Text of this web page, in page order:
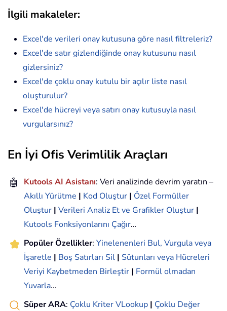
İlgili makaleler:
Excel'de verileri onay kutusuna göre nasıl filtreleriz?
Excel'de satır gizlendiğinde onay kutusunu nasıl
gizlersiniz?
Excel'de çoklu onay kutulu bir açılır liste nasıl
oluşturulur?
Excel'de hücreyi veya satırı onay kutusuyla nasıl
vurgularsınız?
En İyi Ofis Verimlilik Araçları
🤖 Kutools AI Asistanı: Veri analizinde devrim yaratın –
Akıllı Yürütme | Kod Oluştur | Özel Formüller
Oluştur | Verileri Analiz Et ve Grafikler Oluştur |
Kutools Fonksiyonlarını Çağır…
Popüler Özellikler: Yinelenenleri Bul, Vurgula veya
İşaretle | Boş Satırları Sil | Sütunları veya Hücreleri
Veriyi Kaybetmeden Birleştir | Formül olmadan
Yuvarla...
Süper ARA: Çoklu Kriter VLookup | Çoklu Değer